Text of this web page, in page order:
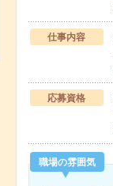
仕事内容
応募資格
職場の雰囲気